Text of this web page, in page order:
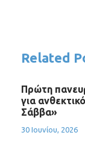
Related
Πρώτη
για
Σάββα»
30 Ιουνίου, 2026